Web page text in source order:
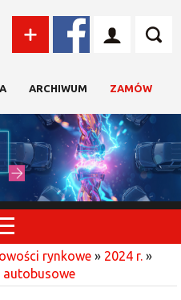
ARCHIWUM ZAMÓW
rynkowe » 2024 r. »
autobusowe